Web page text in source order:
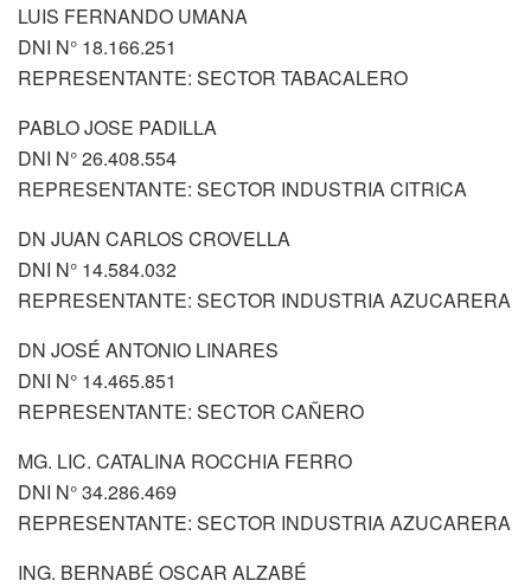
LUIS FERNANDO UMANA
DNI N° 18.166.251
REPRESENTANTE: SECTOR TABACALERO
PABLO JOSE PADILLA
DNI N° 26.408.554
REPRESENTANTE: SECTOR INDUSTRIA CITRICA
DN JUAN CARLOS CROVELLA
DNI N° 14.584.032
REPRESENTANTE: SECTOR INDUSTRIA AZUCARERA
DN JOSÉ ANTONIO LINARES
DNI N° 14.465.851
REPRESENTANTE: SECTOR CAÑERO
MG. LIC. CATALINA ROCCHIA FERRO
DNI N° 34.286.469
REPRESENTANTE: SECTOR INDUSTRIA AZUCARERA
ING. BERNABÉ OSCAR ALZABÉ